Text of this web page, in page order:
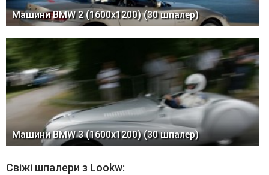
Машини BMW 2 (1600x1200) (30 шпалер)
Машини BMW 3 (1600x1200) (30 шпалер)
Свіжі шпалери з Lookw: